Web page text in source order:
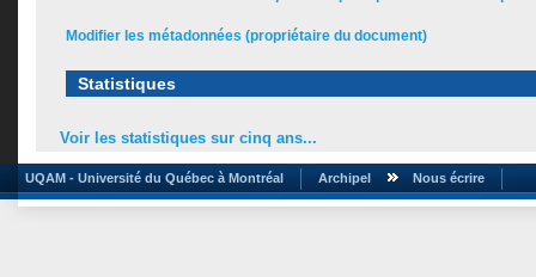
Modifier les métadonnées (propriétaire du document)
Statistiques
Voir les statistiques sur cinq ans...
UQAM - Université du Québec à Montréal Archipel Nous écrire